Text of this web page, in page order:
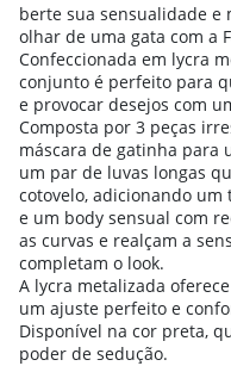
berte sua sensualidade
olhar de uma gata com a
Confeccionada em lycra
conjunto é perfeito para
e provocar desejos com
Composta por 3 peças
máscara de gatinha para
um par de luvas longas
cotovelo, adicionando um
e um body sensual com
as curvas e realçam a
completam o look.
A lycra metalizada
um ajuste perfeito e
Disponível na cor preta,
poder de sedução.